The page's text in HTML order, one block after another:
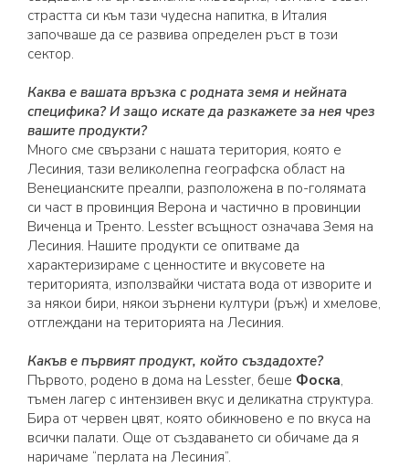
страстта си към тази чудесна напитка, в Италия
започваше да се развива определен ръст в този
сектор.
Каква е вашата връзка с родната земя и нейната
специфика? И защо искате да разкажете за нея чрез
вашите продукти?
Много сме свързани с нашата територия, която е
Лесиния, тази великолепна географска област на
Венецианските преалпи, разположена в по-голямата
си част в провинция Верона и частично в провинции
Виченца и Тренто. Lesster всъщност означава Земя на
Лесиния. Нашите продукти се опитваме да
характеризираме с ценностите и вкусовете на
територията, използвайки чистата вода от изворите и
за някои бири, някои зърнени култури (ръж) и хмелове,
отглеждани на територията на Лесиния.
Какъв е първият продукт, който създадохте?
Първото, родено в дома на Lesster, беше Фоска,
тъмен лагер с интензивен вкус и деликатна структура.
Бира от червен цвят, която обикновено е по вкуса на
всички палати. Още от създаването си обичаме да я
наричаме “перлата на Лесиния”.